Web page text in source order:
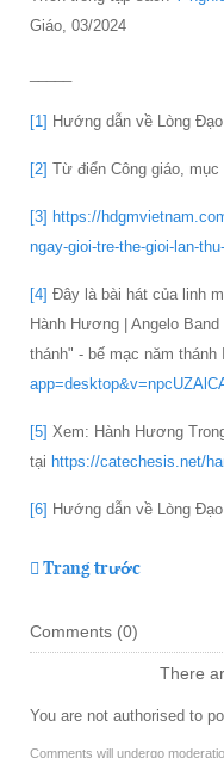
Giáo, 03/2024
[1] Hướng dẫn về Lòng
[2] Từ điển Công giáo,
[3] https://
ngay-gioi-tre-the-gioi-lan-
[4] Đây là bài hát của linh
Hành Hương | Angelo
thánh" - bế mạc năm thánh
[5] Xem: Hành Hương
tại https://catechesis.net/
[6] Hướng dẫn về Lòng
Trang trước
Comments (0)
There
You are not authorised to
Comments will undergo